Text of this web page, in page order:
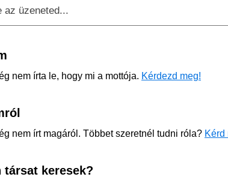
nem írta le, hogy mi a mottója. Kérdezd meg!
nem írt magáról. Többet szeretnél tudni róla? Kérd
társat keresek?